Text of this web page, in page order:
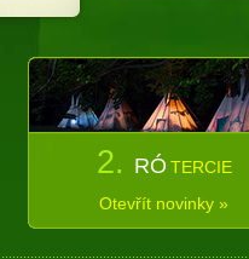
2. RÓ TERCIE
Otevřít novinky »